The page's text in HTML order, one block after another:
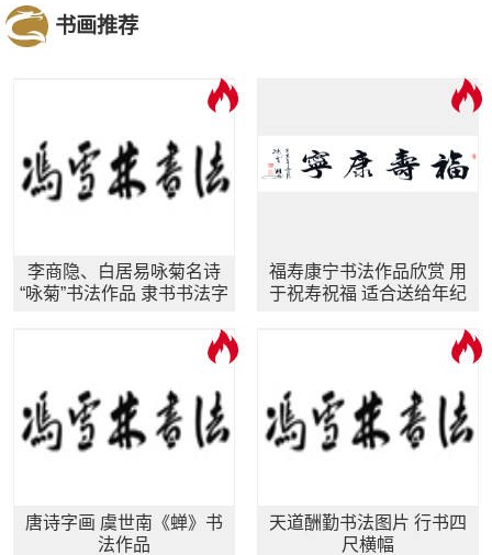
书画推荐
李商隐、白居易咏菊名诗
“咏菊”书法作品 隶书书法字
福寿康宁书法作品欣赏 用
于祝寿祝福 适合送给年纪
唐诗字画 虞世南《蝉》书
法作品
天道酬勤书法图片 行书四
尺横幅